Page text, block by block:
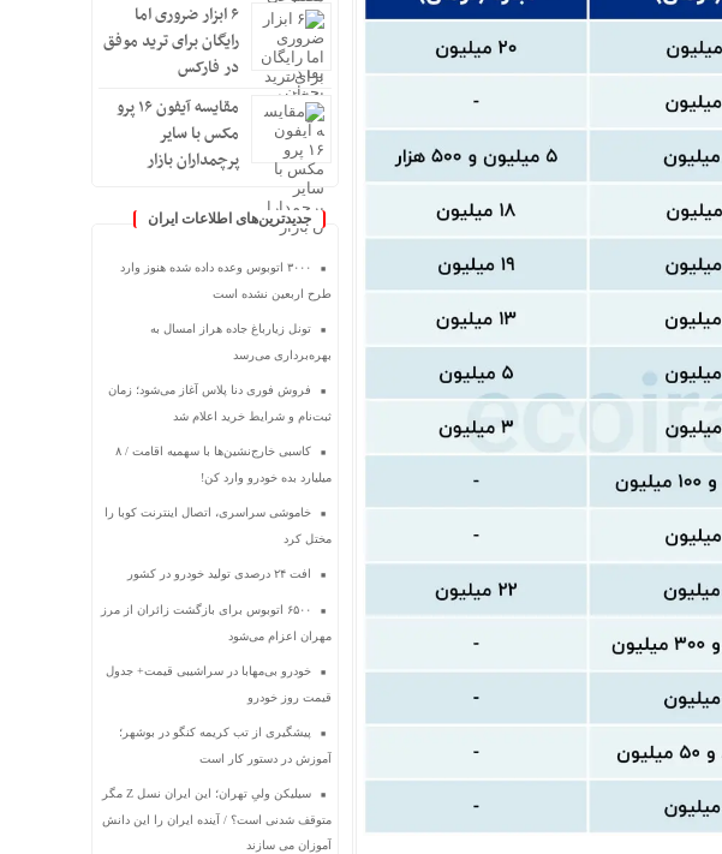
۶ ابزار ضروری اما
رایگان برای ترید موفق
در فارکس
مقایسه آیفون ۱۶ پرو
مکس با سایر
پرچمداران بازار
جدیدترین‌های اطلاعات ایران
۳۰۰۰ اتوبوس وعده داده شده هنوز وارد
طرح اربعین نشده است
تونل زیارباغ جاده هراز امسال به
بهره‌برداری می‌رسد
فروش فوری دنا پلاس آغاز می‌شود؛ زمان
ثبت‌نام و شرایط خرید اعلام شد
کاسبی خارج‌نشین‌ها با سهمیه اقامت / ۸
میلیارد بده خودرو وارد کن!
خاموشی سراسری، اتصال اینترنت کوبا را
مختل کرد
افت ۲۴ درصدی تولید خودرو در کشور
۶۵۰۰ اتوبوس برای بازگشت زائران از مرز
مهران اعزام می‌شود
خودرو بی‌مهابا در سراشیبی قیمت+ جدول
قیمت روز خودرو
پیشگیری از تب کریمه کنگو در بوشهر؛
آموزش در دستور کار است
سیلیکن ولیِ تهران؛ این ایران نسل Z مگر
متوقف شدنی است؟ / آینده ایران را این دانش
آموزان می سازند